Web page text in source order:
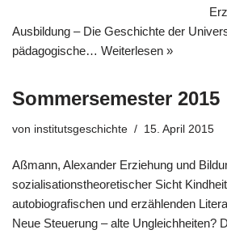
Erziehung,
Ausbildung – Die Geschichte der
pädagogische… Weiterlesen »
Sommersemester 2015
von institutsgeschichte 15. April 2015
Aßmann, Alexander Erziehung und
sozialisationstheoretischer Sicht
autobiografischen und erzählenden
Neue Steuerung – alte Ungleichheiten?